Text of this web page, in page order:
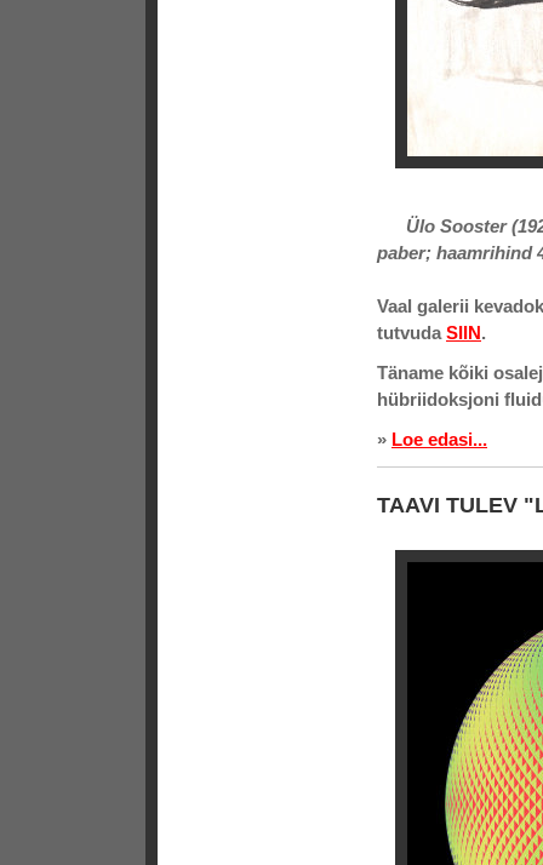
Ülo Sooster
paber; haamrihind
Vaal galerii
tutvuda SIIN.
Täname kõiki
hübriidoksjoni
» Loe edasi...
TAAVI TULEV